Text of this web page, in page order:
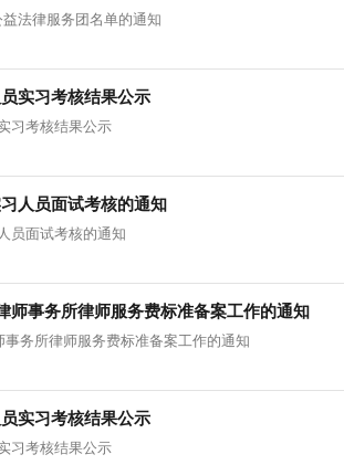
法律服务团名单的通知
实习考核结果公示
习考核结果公示
人员面试考核的通知
员面试考核的通知
师事务所律师服务费标准备案工作的通知
事务所律师服务费标准备案工作的通知
实习考核结果公示
习考核结果公示